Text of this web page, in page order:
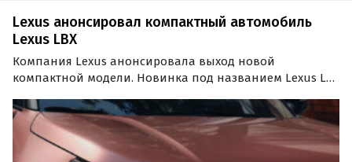
Lexus анонсировал компактный автомобиль
Lexus LBX
Компания Lexus анонсировала выход новой
компактной модели. Новинка под названием Lexus LBX
«Автоновости дня».